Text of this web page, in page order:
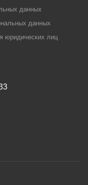
данных
данных
юридических лиц